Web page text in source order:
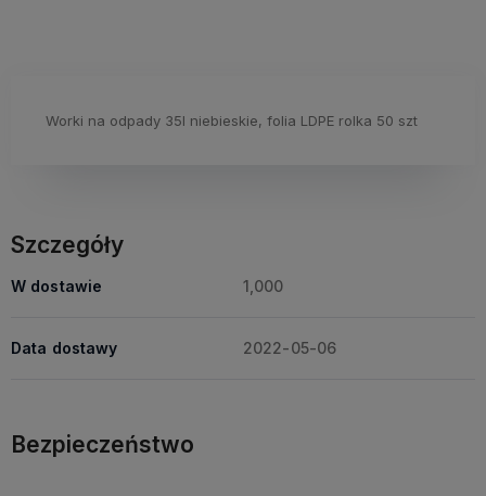
Worki na odpady 35l niebieskie, folia LDPE rolka 50 szt​
Szczegóły
W dostawie 1,000
Data dostawy 2022-05-06
Bezpieczeństwo